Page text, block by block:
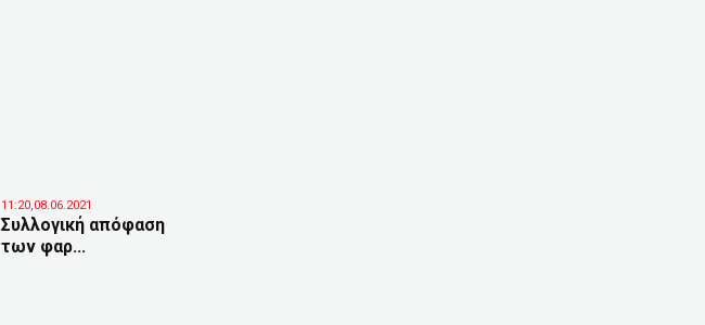
11:20,08.06.2021
Συλλογική απόφαση
των φαρ...